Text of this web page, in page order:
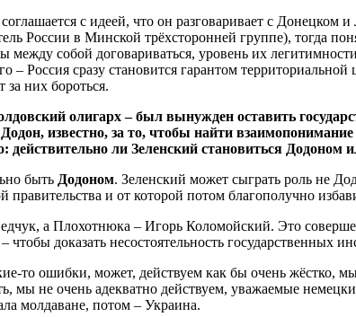
с идеей, что он разговаривает с
России в Минской трёхсторонней группе), тогда
собой договариваться, уровень их
– Россия сразу становится гарантом
за них бороться.
олигарх – был вынужден оставить
известно, за то, чтобы найти
действительно ли Зеленский становиться Додоном
быть Додоном. Зеленский может сыграть роль не
и от которой потом благополучно
а Плохотнюка – Игорь Коломойский. Это
доказать несостоятельность государственных
то ошибки, может, действуем как бы очень жёстко,
мы не очень адекватно действуем, уважаемые
молдаване, потом – Украина.